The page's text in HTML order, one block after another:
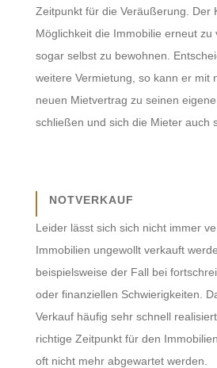
Zeitpunkt für die Veräußerung. Der
Möglichkeit die Immobilie erneut zu
sogar selbst zu bewohnen.
weitere Vermietung, so kann er mit
neuen Mietvertrag zu seinen
schließen und sich die Mieter auch
NOTVERKAUF
Leider lässt sich sich nicht immer
Immobilien ungewollt verkauft
beispielsweise der Fall bei
oder finanziellen Schwierigkeiten.
Verkauf häufig sehr schnell
richtige Zeitpunkt für den
oft nicht mehr abgewartet werden.